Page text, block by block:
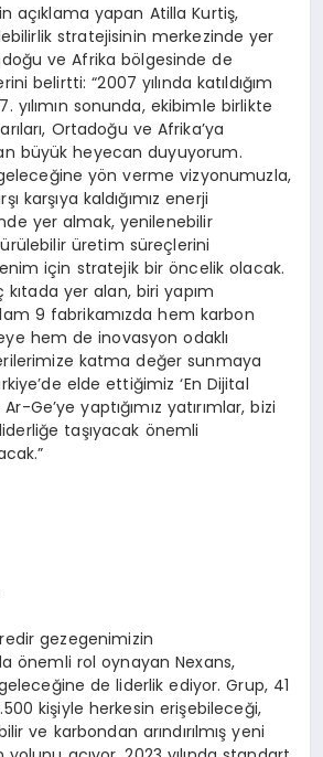
açıklama yapan Atilla Kurtiş,
stratejisinin merkezinde yer
ve Afrika bölgesinde de
belirtti: “2007 yılında katıldığım
yılımın sonunda, ekibimle birlikte
Ortadoğu ve Afrika’ya
büyük heyecan duyuyorum.
yön verme vizyonumuzla,
karşıya kaldığımız enerji
yer almak, yenilenebilir
üretim süreçlerini
için stratejik bir öncelik olacak.
yer alan, biri yapım
9 fabrikamızda hem karbon
hem de inovasyon odaklı
katma değer sunmaya
elde ettiğimiz ‘En Dijital
Ge’ye yaptığımız yatırımlar, bizi
taşıyacak önemli
gezegenimizin
önemli rol oynayan Nexans,
de liderlik ediyor. Grup, 41
kişiyle herkesin erişebileceği,
ve karbondan arındırılmış yeni